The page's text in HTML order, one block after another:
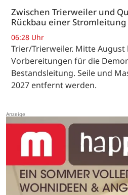
Zwischen Trierweiler und
Rückbau einer Stromleitung
06:28 Uhr
Trier/Trierweiler. Mitte August
Vorbereitungen für die
Bestandsleitung. Seile und
2027 entfernt werden.